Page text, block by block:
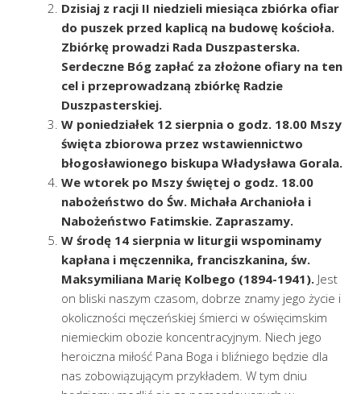
Dzisiaj z racji II niedzieli miesiąca zbiórka ofiar
do puszek przed kaplicą na budowę kościoła.
Zbiórkę prowadzi Rada Duszpasterska.
Serdeczne Bóg zapłać za złożone ofiary na ten
cel i przeprowadzaną zbiórkę Radzie
Duszpasterskiej.
W poniedziałek 12 sierpnia o godz. 18.00 Mszy
święta zbiorowa przez wstawiennictwo
błogosławionego biskupa Władysława Gorala.
We wtorek po Mszy świętej o godz. 18.00
nabożeństwo do Św. Michała Archanioła i
Nabożeństwo Fatimskie. Zapraszamy.
W środę 14 sierpnia w liturgii wspominamy
kapłana i męczennika, franciszkanina, św.
Maksymiliana Marię Kolbego (1894-1941). Jest
on bliski naszym czasom, dobrze znamy jego życie i
okoliczności męczeńskiej śmierci w oświęcimskim
niemieckim obozie koncentracyjnym. Niech jego
heroiczna miłość Pana Boga i bliźniego będzie dla
nas zobowiązującym przykładem. W tym dniu